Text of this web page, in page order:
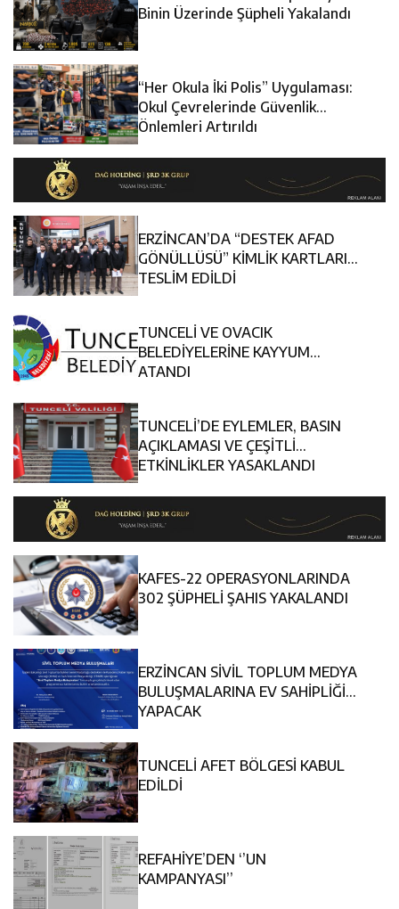
Çalışmaları Başladı
11:44 Kemaliye’de Kadına Yönelik Şiddetle Mücadele Eğitimi
Düzenlendi
14:43 ETSO Başkan Adayı Süleyman Tan Üyelerle Buluştu
Binin Üzerinde Şüpheli Yakalandı
“Her Okula İki Polis” Uygulaması:
Okul Çevrelerinde Güvenlik
Önlemleri Artırıldı
ERZİNCAN’DA “DESTEK AFAD
GÖNÜLLÜSÜ” KİMLİK KARTLARI
TESLİM EDİLDİ
TUNCELİ VE OVACIK
BELEDİYELERİNE KAYYUM
ATANDI
TUNCELİ’DE EYLEMLER, BASIN
AÇIKLAMASI VE ÇEŞİTLİ
ETKİNLİKLER YASAKLANDI
KAFES-22 OPERASYONLARINDA
302 ŞÜPHELİ ŞAHIS YAKALANDI
ERZİNCAN SİVİL TOPLUM MEDYA
BULUŞMALARINA EV SAHİPLİĞİ
YAPACAK
TUNCELİ AFET BÖLGESİ KABUL
EDİLDİ
REFAHİYE’DEN ‘’UN
KAMPANYASI’’